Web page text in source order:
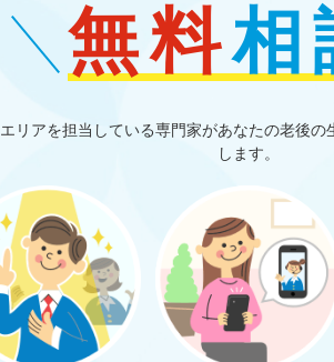
無料相
リアを担当している専門家があなたの老後の
します。